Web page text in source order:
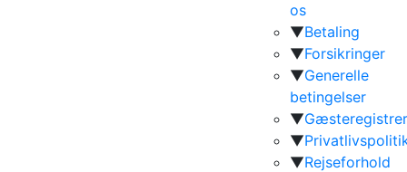
os
▼Betaling
▼Forsikringer
▼Generelle
betingelser
▼
▼
▼Rejseforhold